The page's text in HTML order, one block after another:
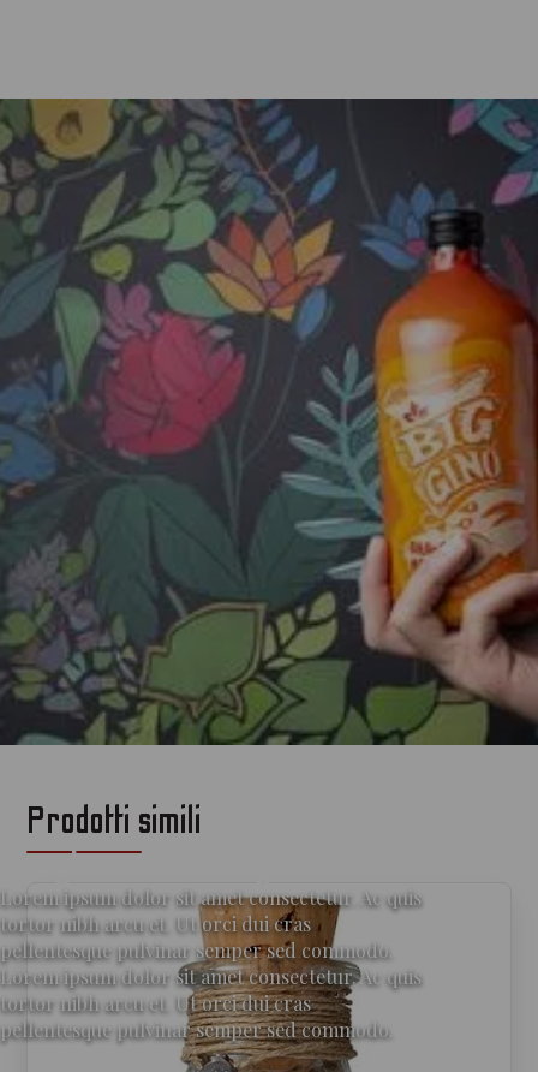
per gli amanti del gin
Lorem ipsum dolor sit amet consectetur. Ac quis
tortor nibh arcu et. Ut orci dui cras
pellentesque pulvinar semper sed commodo.
Lorem ipsum dolor sit amet consectetur. Ac quis
tortor nibh arcu et. Ut orci dui cras
pellentesque pulvinar semper sed commodo.
Prodotti simili